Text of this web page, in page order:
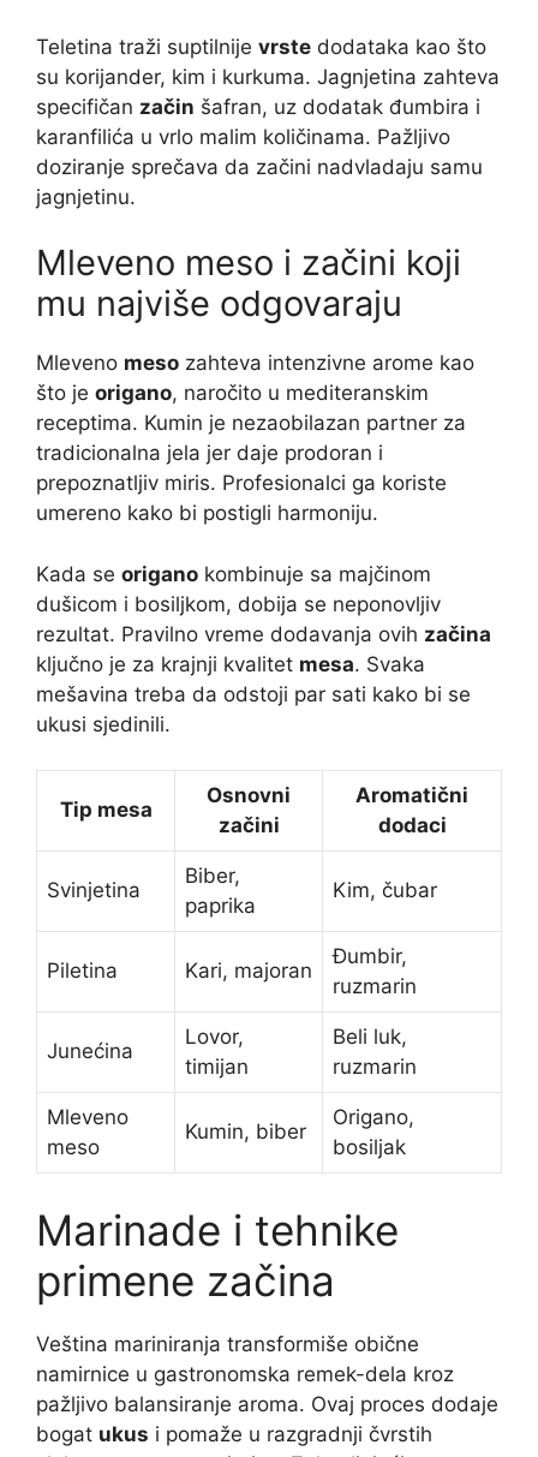
Teletina traži suptilnije vrste dodataka kao što
su korijander, kim i kurkuma. Jagnjetina zahteva
specifičan začin šafran, uz dodatak đumbira i
karanfilića u vrlo malim količinama. Pažljivo
doziranje sprečava da začini nadvladaju samu
jagnjetinu.
Mleveno meso i začini koji
mu najviše odgovaraju
Mleveno meso zahteva intenzivne arome kao
što je origano, naročito u mediteranskim
receptima. Kumin je nezaobilazan partner za
tradicionalna jela jer daje prodoran i
prepoznatljiv miris. Profesionalci ga koriste
umereno kako bi postigli harmoniju.
Kada se origano kombinuje sa majčinom
dušicom i bosiljkom, dobija se neponovljiv
rezultat. Pravilno vreme dodavanja ovih začina
ključno je za krajnji kvalitet mesa. Svaka
mešavina treba da odstoji par sati kako bi se
ukusi sjedinili.
Tip mesa
Osnovni
začini
Aromatični
dodaci
Svinjetina
Biber,
paprika
Kim, čubar
Piletina Kari, majoran
Đumbir,
ruzmarin
Junećina
Lovor,
timijan
Beli luk,
ruzmarin
Mleveno
meso
Kumin, biber
Origano,
bosiljak
Marinade i tehnike
primene začina
Veština mariniranja transformiše obične
namirnice u gastronomska remek-dela kroz
pažljivo balansiranje aroma. Ovaj proces dodaje
bogat ukus i pomaže u razgradnji čvrstih